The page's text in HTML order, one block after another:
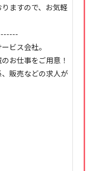
ますので、お気軽
ビス会社。
お仕事をご用意！
販売などの求人が